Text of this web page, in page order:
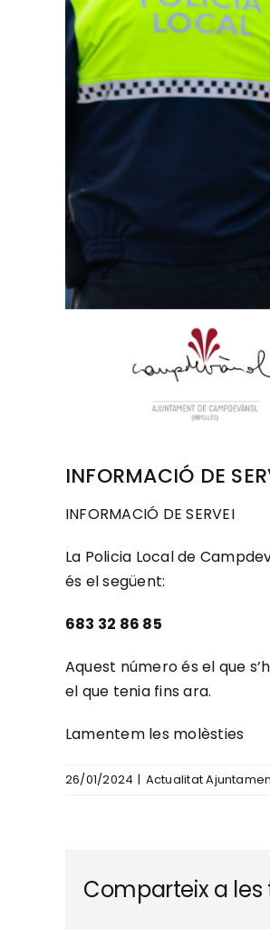
INFORMACIÓ DE
INFORMACIÓ DE SERVEI
La Policia Local de
és el següent:
683 32 86 85
Aquest número és el que
el que tenia fins ara.
Lamentem les molèsties
26/01/2024 | Actualitat
Comparteix a les